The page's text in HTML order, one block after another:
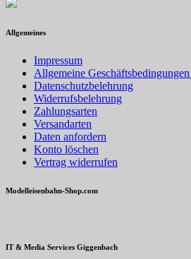
Allgemeines
Impressum
Allgemeine
Datenschutzbelehrung
Widerrufsbelehrung
Zahlungsarten
Versandarten
Daten anfordern
Konto löschen
Vertrag widerrufen
Modelleisenbahn-Shop.com
IT & Media Services Giggenbach